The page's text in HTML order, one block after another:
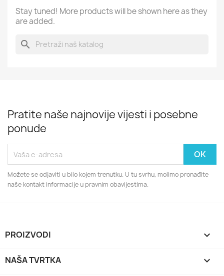
Stay tuned! More products will be shown here as they
are added.
search
Pratite naše najnovije vijesti i posebne
ponude
Možete se odjaviti u bilo kojem trenutku. U tu svrhu, molimo pronađite
naše kontakt informacije u pravnim obavijestima.
PROIZVODI 
NAŠA TVRTKA 